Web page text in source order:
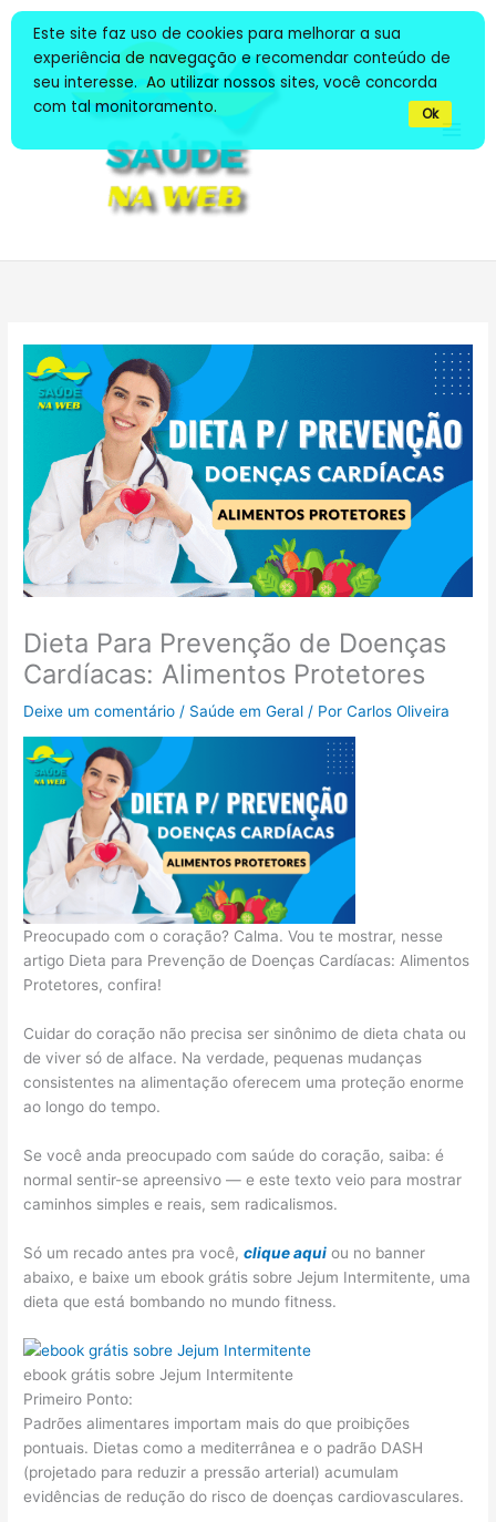
conteúdo
Dieta Para Prevenção de Doenças
Cardíacas: Alimentos Protetores
Deixe um comentário / Saúde em Geral / PorCarlos Oliveira
Preocupado com o coração? Calma. Vou te mostrar, nesse
artigo Dieta para Prevenção de Doenças Cardíacas: Alimentos
Protetores, confira!
Cuidar do coração não precisa ser sinônimo de dieta chata ou
de viver só de alface. Na verdade, pequenas mudanças
consistentes na alimentação oferecem uma proteção enorme
ao longo do tempo.
Se você anda preocupado com saúde do coração, saiba: é
normal sentir-se apreensivo — e este texto veio para mostrar
caminhos simples e reais, sem radicalismos.
Só um recado antes pra você,clique aqui ou no banner
abaixo, e baixe um ebook grátis sobre Jejum Intermitente, uma
dieta que está bombando no mundo fitness.
ebook grátis sobre Jejum Intermitente
Primeiro Ponto:
Padrões alimentares importam mais do que proibições
pontuais. Dietas como a mediterrânea e o padrão DASH
(projetado para reduzir a pressão arterial) acumulam
evidências de redução do risco de doenças cardiovasculares.
Este site faz uso de cookies para melhorar a sua
experiência de navegação e recomendar conteúdo de
seu interesse. Ao utilizar nossos sites, você concorda
com tal monitoramento.
Ok